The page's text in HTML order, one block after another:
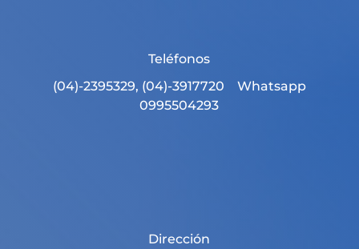
Teléfonos
(04)-2395329, (04)-3917720 Whatsapp
0995504293
Dirección